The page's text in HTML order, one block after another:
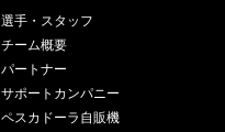
選手・スタッフ
チーム概要
パートナー
サポートカンパニー
ペスカドーラ自販機